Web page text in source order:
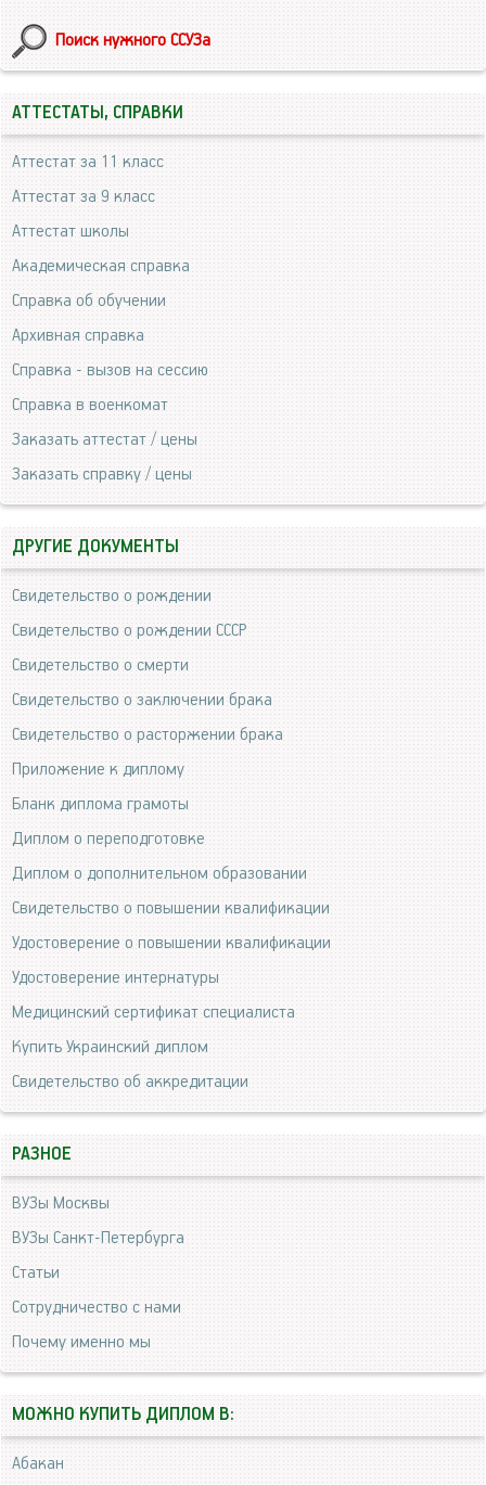
Поиск нужного ССУЗа
АТТЕСТАТЫ, СПРАВКИ
Аттестат за 11 класс
Аттестат за 9 класс
Аттестат школы
Академическая справка
Справка об обучении
Архивная справка
Справка - вызов на сессию
Справка в военкомат
Заказать аттестат / цены
Заказать справку / цены
ДРУГИЕ ДОКУМЕНТЫ
Свидетельство о рождении
Свидетельство о рождении СССР
Свидетельство о смерти
Свидетельство о заключении брака
Свидетельство о расторжении брака
Приложение к диплому
Бланк диплома грамоты
Диплом о переподготовке
Диплом о дополнительном образовании
Свидетельство о повышении квалификации
Удостоверение о повышении квалификации
Удостоверение интернатуры
Медицинский сертификат специалиста
Купить Украинский диплом
Свидетельство об аккредитации
РАЗНОЕ
ВУЗы Москвы
ВУЗы Санкт-Петербурга
Статьи
Сотрудничество с нами
Почему именно мы
МОЖНО КУПИТЬ ДИПЛОМ В:
Абакан